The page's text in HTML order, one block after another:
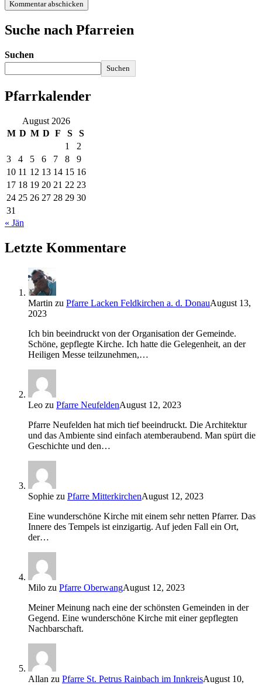
Suche nach Pfarreien
Suchen
Suchen
Pfarrkalender
August 2026
M D M D F S
S
1
2
3
4 5 6 7 8
9
10 11 12 13 14 15 16
17 18 19 20 21 22 23
24 25 26 27 28 29 30
31
« Jän
Letzte Kommentare
Martin zu Pfarre Lacken Feldkirchen a. d. DonauAugust 13,
2023
Ich bin beeindruckt von der Organisation der Gemeinde.
Schöne, gepflegte Kirche. Ich hatte die Gelegenheit, an der
Heiligen Messe teilzunehmen,…
Leo zu Pfarre NeufeldenAugust 12, 2023
Pfarre Neufelden hat mich tief beeindruckt. Die Architektur
und das Ambiente sind einfach atemberaubend. Man spürt die
Geschichte und den…
Sophie zu Pfarre MitterkirchenAugust 12, 2023
Eine wunderschöne Kirche mit einem sehr netten Pfarrer. Das
Innere des Tempels ist einzigartig. Auf jeden Fall ein Ort,
der…
Milo zu Pfarre OberwangAugust 12, 2023
Meiner Meinung nach eine der schönsten Gemeinden in der
Gegend. Eine wunderschöne Kirche mit einer gepflegten
Nachbarschaft.
Allan zu Pfarre St. Petrus Rainbach im InnkreisAugust 10,